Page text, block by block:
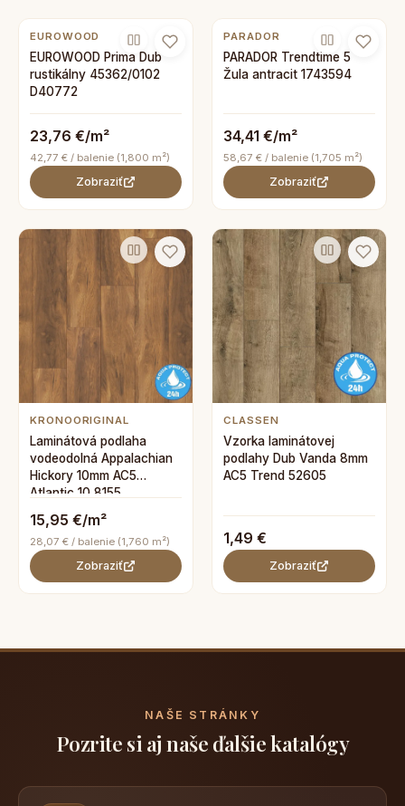
EUROWOOD
EUROWOOD Prima Dub
rustikálny 45362/0102
D40772
23,76 €/m²
42,77 € / balenie (1,800 m²)
Zobraziť
PARADOR
PARADOR Trendtime 5
Žula antracit 1743594
34,41 €/m²
58,67 € / balenie (1,705 m²)
Zobraziť
KRONOORIGINAL
Laminátová podlaha
vodeodolná Appalachian
Hickory 10mm AC5
Atlantic 10 8155
15,95 €/m²
28,07 € / balenie (1,760 m²)
Zobraziť
CLASSEN
Vzorka laminátovej
podlahy Dub Vanda 8mm
AC5 Trend 52605
1,49 €
Zobraziť
NAŠE STRÁNKY
Pozrite si aj naše ďalšie katalógy